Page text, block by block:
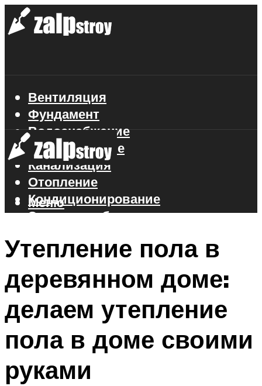
Вентиляция
Фундамент
Водоснабжение
Газоснабжение
Канализация
Отопление
Кондиционирование
Электроснабжение
Меню
Меню
Утепление пола в
деревянном доме:
делаем утепление
пола в доме своими
руками